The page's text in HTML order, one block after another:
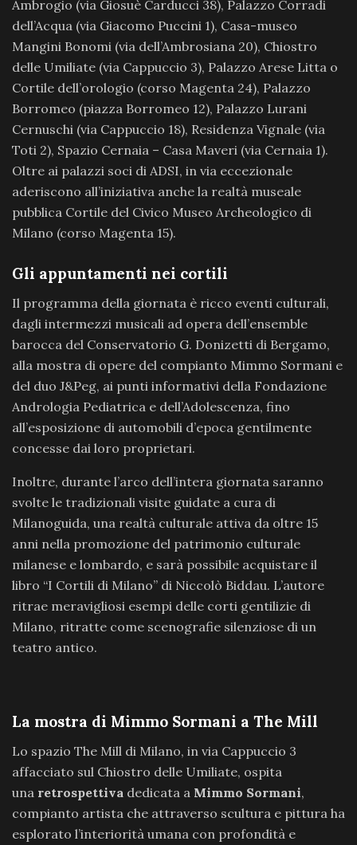
Ambrogio (via Giosuè Carducci 38), Palazzo Corradi
dell’Acqua (via Giacomo Puccini 1), Casa-museo
Mangini Bonomi (via dell’Ambrosiana 20), Chiostro
delle Umiliate (via Cappuccio 3), Palazzo Arese Litta o
Cortile dell’orologio (corso Magenta 24), Palazzo
Borromeo (piazza Borromeo 12), Palazzo Lurani
Cernuschi (via Cappuccio 18), Residenza Vignale (via
Toti 2), Spazio Cernaia – Casa Maveri (via Cernaia 1).
Oltre ai palazzi soci di ADSI, in via eccezionale
aderiscono all’iniziativa anche la realtà museale
pubblica Cortile del Civico Museo Archeologico di
Milano (corso Magenta 15).
Gli appuntamenti nei cortili
Il programma della giornata è ricco eventi culturali,
dagli intermezzi musicali ad opera dell’ensemble
barocca del Conservatorio G. Donizetti di Bergamo,
alla mostra di opere del compianto Mimmo Sormani e
del duo J&Peg, ai punti informativi della Fondazione
Andrologia Pediatrica e dell’Adolescenza, fino
all’esposizione di automobili d’epoca gentilmente
concesse dai loro proprietari.
Inoltre, durante l’arco dell’intera giornata saranno
svolte le tradizionali visite guidate a cura di
Milanoguida, una realtà culturale attiva da oltre 15
anni nella promozione del patrimonio culturale
milanese e lombardo, e sarà possibile acquistare il
libro “I Cortili di Milano” di Niccolò Biddau. L’autore
ritrae meravigliosi esempi delle corti gentilizie di
Milano, ritratte come scenografie silenziose di un
teatro antico.
La mostra di Mimmo Sormani a The Mill
Lo spazio The Mill di Milano, in via Cappuccio 3
affacciato sul Chiostro delle Umiliate, ospita
una retrospettiva dedicata a Mimmo Sormani,
compianto artista che attraverso scultura e pittura ha
esplorato l’interiorità umana con profondità e